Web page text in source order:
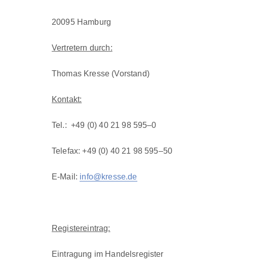
20095 Ham­burg
Vertretern durch:
Thomas Kresse (Vor­stand)
Kon­takt:
Tel.: +49 (0) 40 21 98 595–0
Tele­fax: +49 (0) 40 21 98 595–50
E-Mail: info@kresse.de
Reg­is­tere­in­trag:
Ein­tra­gung im Han­del­sreg­is­ter